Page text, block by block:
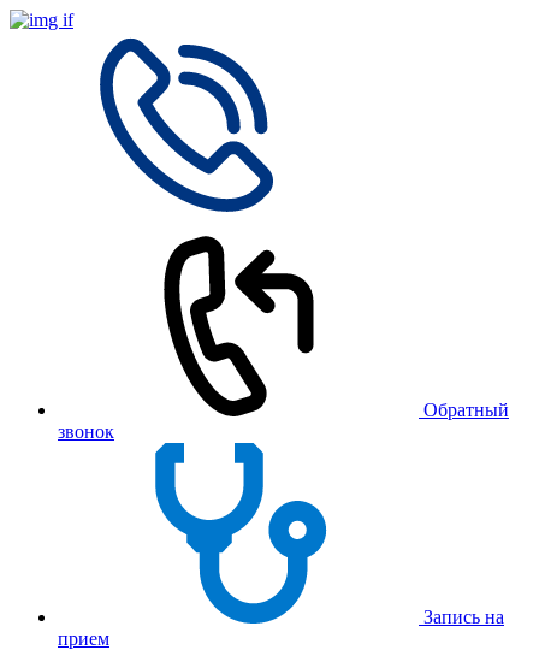
Обратный
звонок
Запись на
прием